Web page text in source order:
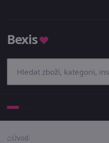
Bexis♥
Úvod